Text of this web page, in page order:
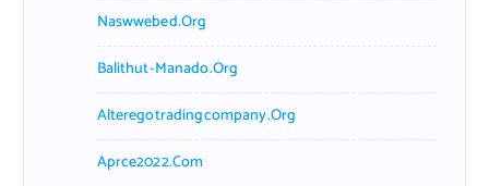
Naswwebed.org
Balithut-Manado.org
Alteregotradingcompany.org
Aprce2022.com